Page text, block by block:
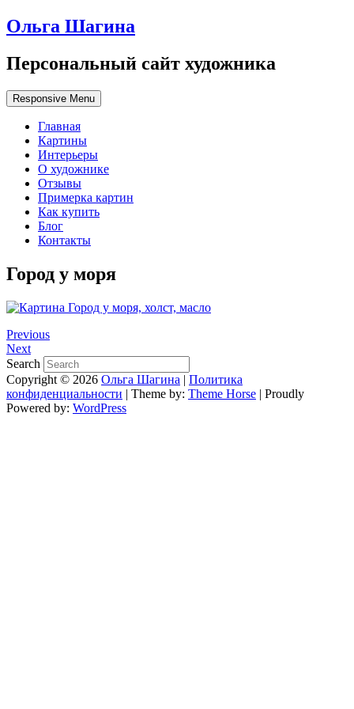
Ольга Шагина
Персональный сайт художника
Responsive Menu
Главная
Картины
Интерьеры
О художнике
Отзывы
Примерка картин
Как купить
Блог
Контакты
Город у моря
Previous
Next
Search
Copyright © 2026 Ольга Шагина | Политика
конфиденциальности | Theme by: Theme Horse | Proudly
Powered by: WordPress